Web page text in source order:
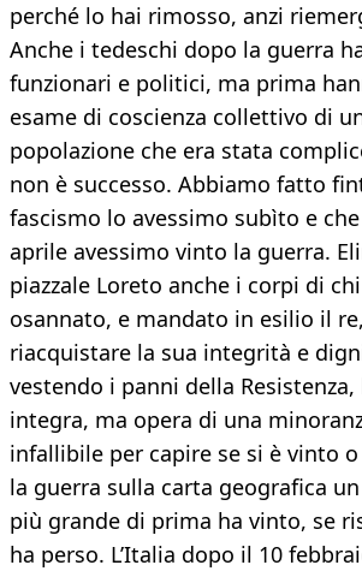
perché lo hai rimosso, anzi
Anche i tedeschi dopo la guerra
funzionari e politici, ma prima
esame di coscienza collettivo di
popolazione che era stata
non è successo. Abbiamo fatto
fascismo lo avessimo subìto e
aprile avessimo vinto la guerra.
piazzale Loreto anche i corpi di
osannato, e mandato in esilio il
riacquistare la sua integrità e
vestendo i panni della
integra, ma opera di una
infallibile per capire se si è vinto
la guerra sulla carta geografica
più grande di prima ha vinto, se
ha perso. L’Italia dopo il 10